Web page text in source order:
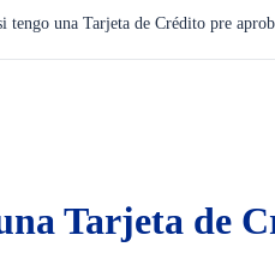
tengo una Tarjeta de Crédito pre
Tarjeta de